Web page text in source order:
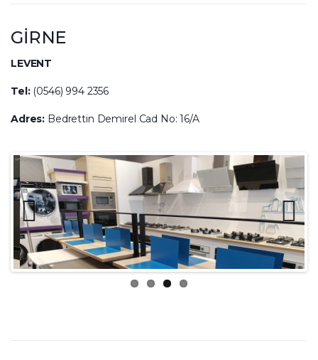
GİRNE
LEVENT
Tel:(0546) 994 2356
Adres: Bedrettin Demirel Cad No: 16/A
Previ
ous
Next